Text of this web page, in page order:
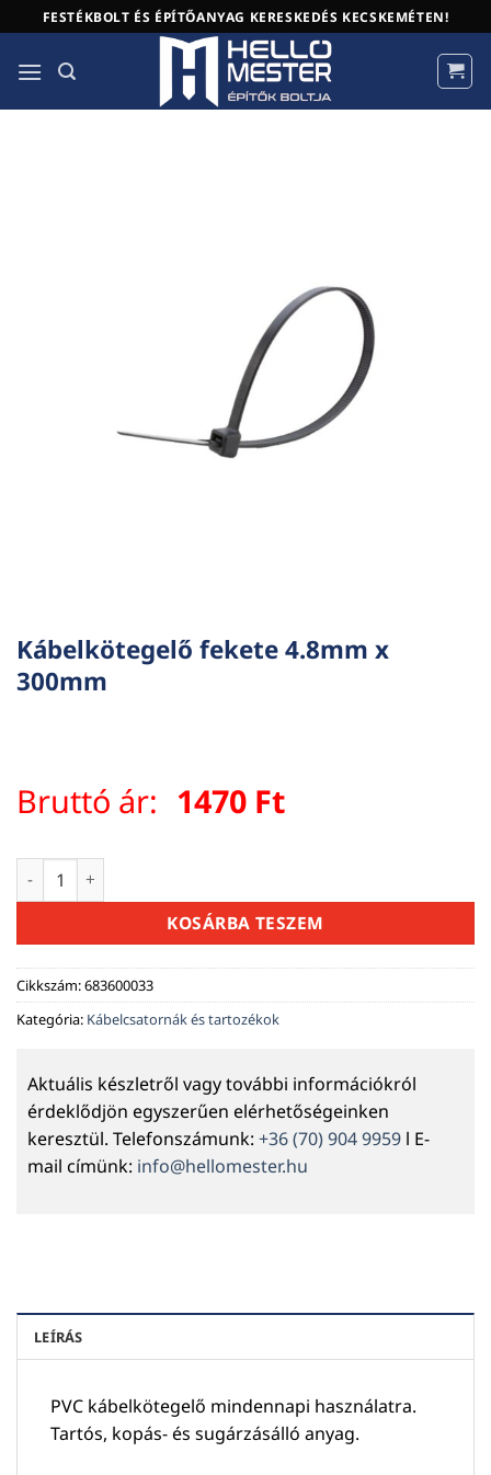
to
content
FESTÉKBOLT ÉS ÉPÍTŐANYAG KERESKEDÉS KECSKEMÉTEN!
Kábelkötegelő fekete 4.8mm x
300mm
Bruttó ár: 1470 Ft
Kábelkötegelő fekete 4.8mm x 300mm mennyiség
KOSÁRBA TESZEM
Cikkszám:683600033
Kategória: Kábelcsatornák és tartozékok
Aktuális készletről vagy további információkról
érdeklődjön egyszerűen elérhetőségeinken
keresztül. Telefonszámunk: +36 (70) 904 9959 l E-
mail címünk: info@hellomester.hu
LEÍRÁS
PVC kábelkötegelő mindennapi használatra.
Tartós, kopás- és sugárzásálló anyag.